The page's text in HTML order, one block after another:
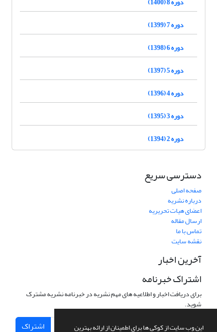
این وب سایت از کوکی ها برای اطمینان از ارائه بهترین
دوره 7 (1399)
دوره 6 (1398)
دوره 5 (1397)
دوره 4 (1396)
دوره 3 (1395)
دوره 2 (1394)
دسترسی سریع
صفحه اصلی
درباره نشریه
اعضای هیات تحریریه
ارسال مقاله
تماس با ما
نقشه سایت
آخرین اخبار
اشتراک خبرنامه
برای دریافت اخبار و اطلاعیه های مهم نشریه در خبرنامه نشریه مشترک
شوید.
اشتراک